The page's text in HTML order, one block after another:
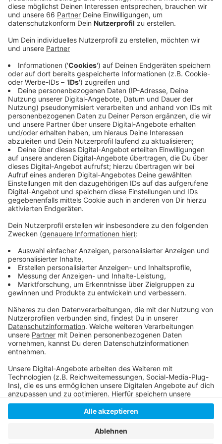
machen.
Veröffentlicht:Freitag, 09.04.2021 05:53
Anzeige
Außerdem sind Mitarbeiter der „kritischen
Infrastruktur“ an der Reihe. Hier entscheidet die Stadt
die genaue Reihenfolge. Die Mitarbeiter des
Stadtentwässerungsbetriebs werden von der Stadt
selbst informiert - die Stadtwerke organisieren das
ebenfalls intern. Welche Unternehmen danach dran
sind, sagte Hintzsche nicht. Theoretisch würden zum
Beispiel auch die Rheinbahn und die AWISTA in die
Prio-Gruppe 3 fallen.
Mehr Infos und Links zu diesem Thema:
lassen!
Hausärzte bitten um Geduld!
Impf-Reihenfolge, Impfzentrum, Impftermine - alle
Infos der Stadt dazu!
Anzeige